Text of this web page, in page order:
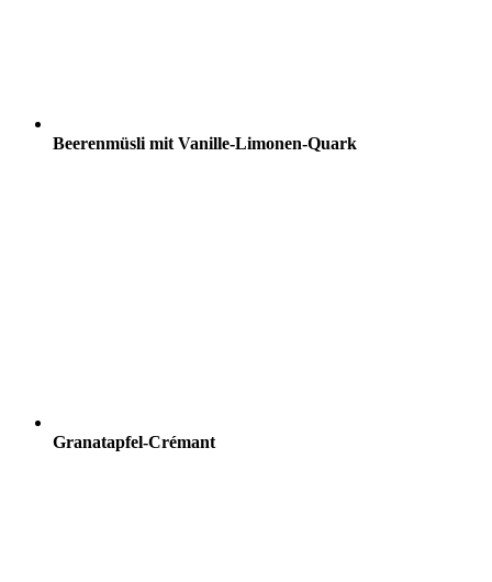
Beerenmüsli mit Vanille-Limonen-Quark
Granatapfel-Crémant